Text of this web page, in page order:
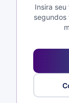
Insira